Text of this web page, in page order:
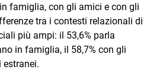
famiglia, con gli amici e con gli
tra i contesti relazionali di
più ampi: il 53,6% parla
in famiglia, il 58,7% con gli
estranei.